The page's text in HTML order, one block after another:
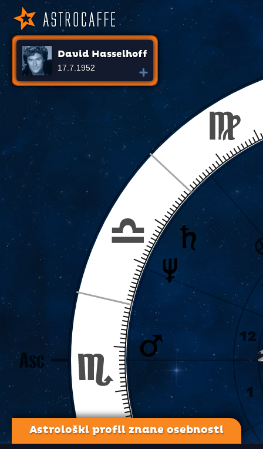
David Hasselhoff
17.7.1952
Astrološki profil znane osebnosti